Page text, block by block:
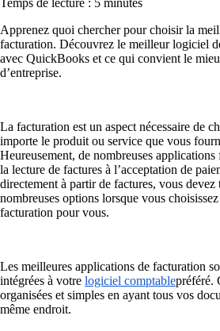
Temps de lecture : 5 minutes
Apprenez quoi chercher pour choisir la
facturation. Découvrez le meilleur logiciel
avec QuickBooks et ce qui convient le
d’entreprise.
La facturation est un aspect nécessaire de
importe le produit ou service que vous
Heureusement, de nombreuses
la lecture de factures à l’acceptation de
directement à partir de factures, vous devez
nombreuses options lorsque vous
facturation pour vous.
Les meilleures applications de facturation
intégrées à votre logiciel comptablepréféré.
organisées et simples en ayant tous vos
même endroit.